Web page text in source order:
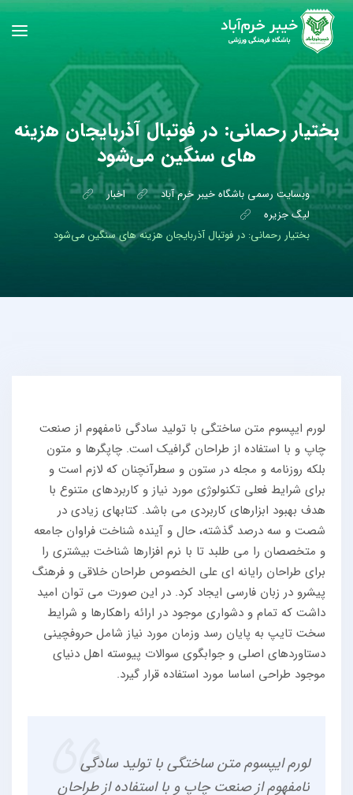
بختیار رحمانی: در فوتبال آذربایجان هزینه
های سنگین می‌شود
وبسایت رسمی باشگاه خیبر خرم آباد
اخبار
لیگ جزیره
بختیار رحمانی: در فوتبال آذربایجان هزینه های سنگین می‌شود
لورم ایپسوم متن ساختگی با تولید سادگی نامفهوم از صنعت
چاپ و با استفاده از طراحان گرافیک است. چاپگرها و متون
بلکه روزنامه و مجله در ستون و سطرآنچنان که لازم است و
برای شرایط فعلی تکنولوژی مورد نیاز و کاربردهای متنوع با
هدف بهبود ابزارهای کاربردی می باشد. کتابهای زیادی در
شصت و سه درصد گذشته، حال و آینده شناخت فراوان جامعه
و متخصصان را می طلبد تا با نرم افزارها شناخت بیشتری را
برای طراحان رایانه ای علی الخصوص طراحان خلاقی و فرهنگ
پیشرو در زبان فارسی ایجاد کرد. در این صورت می توان امید
داشت که تمام و دشواری موجود در ارائه راهکارها و شرایط
سخت تایپ به پایان رسد وزمان مورد نیاز شامل حروفچینی
دستاوردهای اصلی و جوابگوی سوالات پیوسته اهل دنیای
موجود طراحی اساسا مورد استفاده قرار گیرد.
لورم ایپسوم متن ساختگی با تولید سادگی
نامفهوم از صنعت چاپ و با استفاده از طراحان